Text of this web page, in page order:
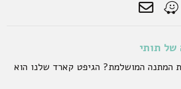
תותי
המתנה המושלמת? הגיפט קארד שלנו הוא